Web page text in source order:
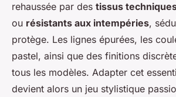
rehaussée par des tissus
ou résistants aux intempéries,
protège. Les lignes épurées, les
pastel, ainsi que des finitions
tous les modèles. Adapter cet
devient alors un jeu stylistique